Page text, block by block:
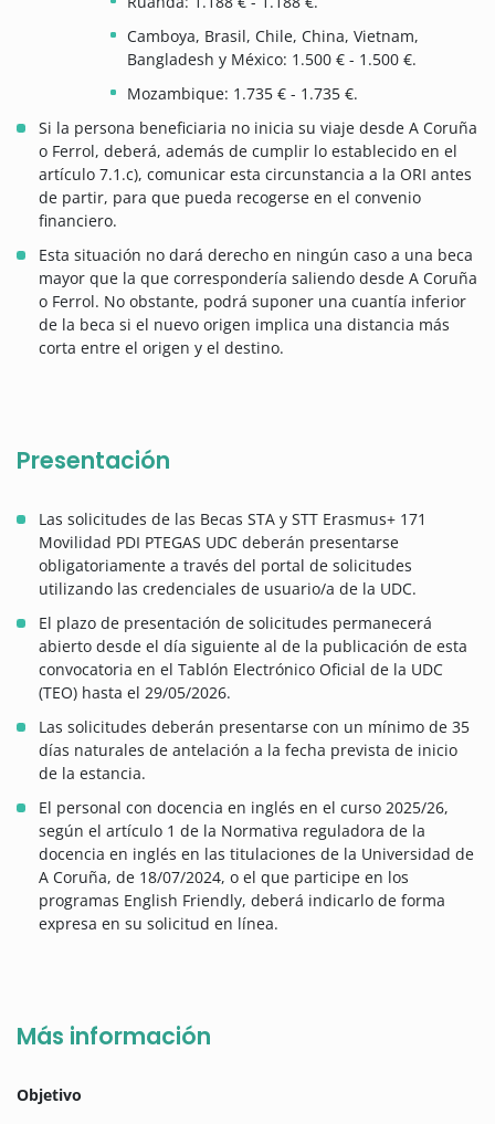
Camboya, Brasil, Chile, China, Vietnam,
Bangladesh y México: 1.500 € - 1.500 €.
Mozambique: 1.735 € - 1.735 €.
Si la persona beneficiaria no inicia su viaje desde A Coruña
o Ferrol, deberá, además de cumplir lo establecido en el
artículo 7.1.c), comunicar esta circunstancia a la ORI antes
de partir, para que pueda recogerse en el convenio
financiero.
Esta situación no dará derecho en ningún caso a una beca
mayor que la que correspondería saliendo desde A Coruña
o Ferrol. No obstante, podrá suponer una cuantía inferior
de la beca si el nuevo origen implica una distancia más
corta entre el origen y el destino.
Presentación
Las solicitudes de las Becas STA y STT Erasmus+ 171
Movilidad PDI PTEGAS UDC deberán presentarse
obligatoriamente a través del portal de solicitudes
utilizando las credenciales de usuario/a de la UDC.
El plazo de presentación de solicitudes permanecerá
abierto desde el día siguiente al de la publicación de esta
convocatoria en el Tablón Electrónico Oficial de la UDC
(TEO) hasta el 29/05/2026.
Las solicitudes deberán presentarse con un mínimo de 35
días naturales de antelación a la fecha prevista de inicio
de la estancia.
El personal con docencia en inglés en el curso 2025/26,
según el artículo 1 de la Normativa reguladora de la
docencia en inglés en las titulaciones de la Universidad de
A Coruña, de 18/07/2024, o el que participe en los
programas English Friendly, deberá indicarlo de forma
expresa en su solicitud en línea.
Más información
Objetivo